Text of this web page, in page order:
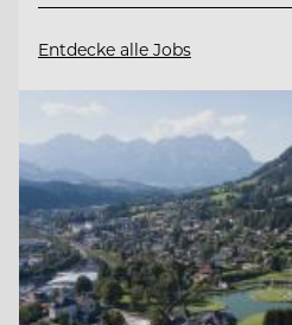
Entdecke alle Jobs